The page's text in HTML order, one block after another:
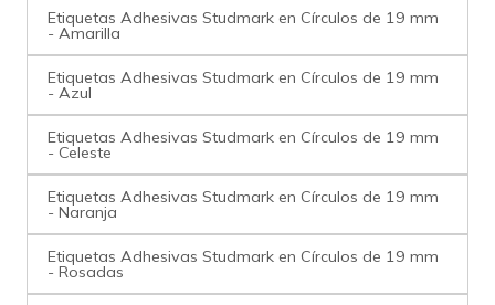
Etiquetas Adhesivas Studmark en Círculos de 19 mm
- Amarilla
Etiquetas Adhesivas Studmark en Círculos de 19 mm
- Azul
Etiquetas Adhesivas Studmark en Círculos de 19 mm
- Celeste
Etiquetas Adhesivas Studmark en Círculos de 19 mm
- Naranja
Etiquetas Adhesivas Studmark en Círculos de 19 mm
- Rosadas